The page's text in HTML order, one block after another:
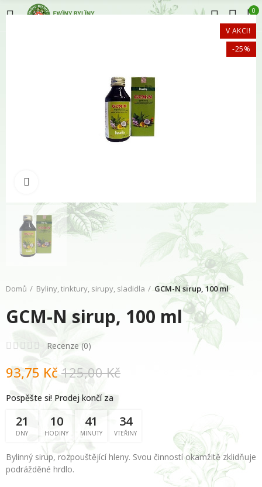
0
V AKCI!
-25%
Domů Byliny, tinktury, sirupy, sladidla GCM-N sirup, 100 ml
GCM-N sirup, 100 ml
Recenze (0)
93,75 Kč125,00 Kč
Pospěšte si! Prodej končí za
21
DNY
10
HODINY
41
MINUTY
33
VTEŘINY
Bylinný sirup, rozpouštějící hleny. Svou činností okamžitě zklidňuje
podrážděné hrdlo.